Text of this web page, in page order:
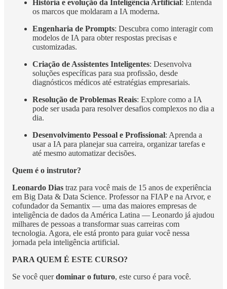
História e evolução da Inteligência Artificial : Entenda
os marcos que moldaram a IA moderna.
Engenharia de Prompts: Descubra como interagir com
modelos de IA para obter respostas precisas e
customizadas.
Criação de Assistentes Inteligentes: Desenvolva
soluções específicas para sua profissão, desde
diagnósticos médicos até estratégias empresariais.
Resolução de Problemas Reais: Explore como a IA
pode ser usada para resolver desafios complexos no dia a
dia.
Desenvolvimento Pessoal e Profissional: Aprenda a
usar a IA para planejar sua carreira, organizar tarefas e
até mesmo automatizar decisões.
Quem é o instrutor?
Leonardo Dias traz para você mais de 15 anos de experiência
em Big Data & Data Science. Professor na FIAP e na Arvor, e
cofundador da Semantix — uma das maiores empresas de
inteligência de dados da América Latina — Leonardo já ajudou
milhares de pessoas a transformar suas carreiras com
tecnologia. Agora, ele está pronto para guiar você nessa
jornada pela inteligência artificial.
PARA QUEM É ESTE CURSO?
Se você querdominar o futuro, este curso é para você.